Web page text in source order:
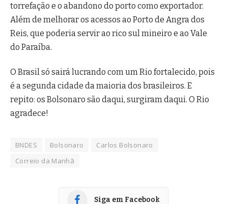
torrefação e o abandono do porto como exportador.
Além de melhorar os acessos ao Porto de Angra dos
Reis, que poderia servir ao rico sul mineiro e ao Vale
do Paraíba.
O Brasil só sairá lucrando com um Rio fortalecido, pois
é a segunda cidade da maioria dos brasileiros. E
repito: os Bolsonaro são daqui, surgiram daqui. O Rio
agradece!
BNDES Bolsonaro
Carlos Bolsonaro
Correio da Manhã
Siga em Facebook